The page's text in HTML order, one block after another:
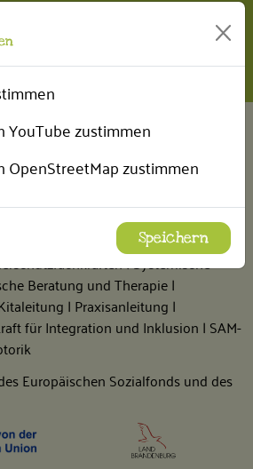
von folgenden Fort- und
zu können:
| Systemische
Beratung und Therapie |
| Praxisanleitung |
für Integration und Inklusion | SAM-
Europäischen Sozialfonds und des
YouTube zustimmen
OpenStreetMap zustimmen
Speichern